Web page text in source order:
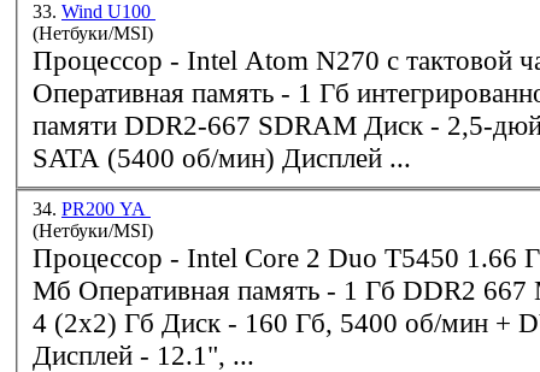
33. Wind U100
(Нетбуки/MSI)
Процессор - Intel Atom N270 с тактовой частотой 1,6 ГГц
Оперативная память - 1 Гб интегрированной оперативной
памяти DDR2-667 SDRAM Диск - 2,5-дюймовый 80 Гб
SATA (5400 об/мин) Дисплей ...
34. PR200 YA
(Нетбуки/MSI)
Процессор - Intel Core 2 Duo T5450 1.66 ГГц, Кэш L2 2
Мб Оперативная память - 1 Гб DDR2 667
4 (2x2) Гб Диск - 160 Гб, 5400 об/мин + DVD Super Multi
Дисплей - 12.1", ...